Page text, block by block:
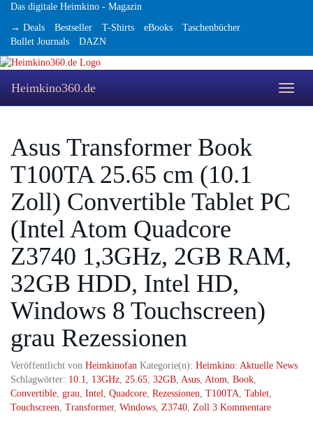
Skip
main
content
Das digitale Heimkino - Magazin
→ Deals
Bestseller T-Shirts eBooks
Taschenbücher
Bullet Journals
DAZN
Toggle
Heimkino360.de
Asus Transformer Book
T100TA 25.65 cm (10.1
Zoll) Convertible Tablet PC
(Intel Atom Quadcore
Z3740 1,3GHz, 2GB RAM,
32GB HDD, Intel HD,
Windows 8 Touchscreen)
grau Rezessionen
Veröffentlicht von Heimkinofan Kategorie(n): Heimkino: Aktuelle News
Schlagwörter: 10.1, 13GHz, 25.65, 32GB, Asus, Atom, Book,
Convertible, grau, Intel, Quadcore, Rezessionen, T100TA, Tablet,
Touchscreen, Transformer, Windows, Z3740, Zoll 3 Kommentare